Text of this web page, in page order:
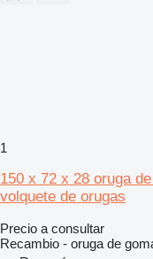
1
150 x 72 x 28 oruga
volquete de orugas
Precio a consultar
Recambio - oruga de